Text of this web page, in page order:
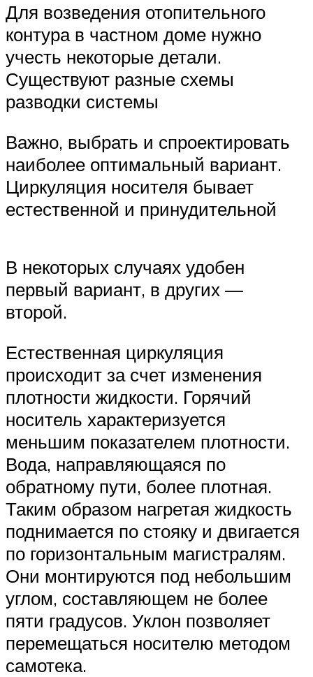
Для возведения отопительного
контура в частном доме нужно
учесть некоторые детали.
Существуют разные схемы
разводки системы
Важно, выбрать и спроектировать
наиболее оптимальный вариант.
Циркуляция носителя бывает
естественной и принудительной
В некоторых случаях удобен
первый вариант, в других —
второй.
Естественная циркуляция
происходит за счет изменения
плотности жидкости. Горячий
носитель характеризуется
меньшим показателем плотности.
Вода, направляющаяся по
обратному пути, более плотная.
Таким образом нагретая жидкость
поднимается по стояку и двигается
по горизонтальным магистралям.
Они монтируются под небольшим
углом, составляющем не более
пяти градусов. Уклон позволяет
перемещаться носителю методом
самотека.